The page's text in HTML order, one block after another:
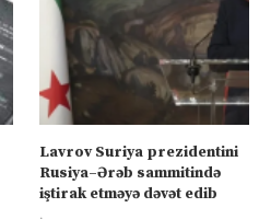
Lavrov Suriya prezidentini
Rusiya–Ərəb sammitində
iştirak etməyə dəvət edib